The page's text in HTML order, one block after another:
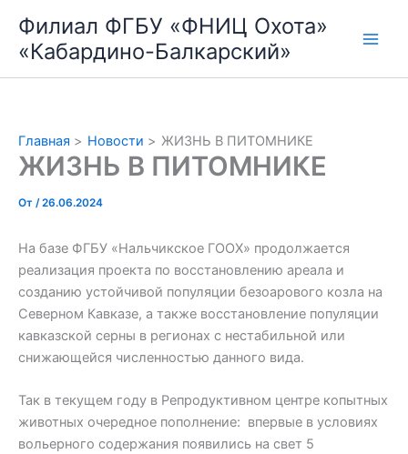
содержимому
Филиал ФГБУ «ФНИЦ Охота»
«Кабардино-Балкарский»
Главная Новости ЖИЗНЬ В ПИТОМНИКЕ
ЖИЗНЬ В ПИТОМНИКЕ
От /26.06.2024
На базе ФГБУ «Нальчикское ГООХ» продолжается
реализация проекта по восстановлению ареала и
созданию устойчивой популяции безоарового козла на
Северном Кавказе, а также восстановление популяции
кавказской серны в регионах с нестабильной или
снижающейся численностью данного вида.
Так в текущем году в Репродуктивном центре копытных
животных очередное пополнение: впервые в условиях
вольерного содержания появились на свет 5